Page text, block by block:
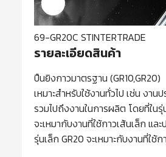
69-GR20C STINTERTRADE
รายละเอียดสินค้า
ปืนยิงกาวมาตรฐาน (GR10,GR20)
เหมาะสำหรับใช้งานทั่วไป เช่น งาน
รวมไปถึงงานในการผลิต โดยที่ในรุ่
จะเหมากับงานที่ใช้กาวเส้นเล็ก แล
รุ่นเล็ก GR20 จะเหมาะกับงานที่ใ